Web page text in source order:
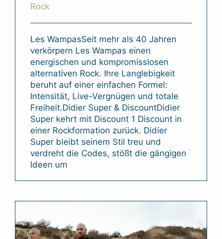
Rock
Les WampasSeit mehr als 40 Jahren
verkörpern Les Wampas einen
energischen und kompromisslosen
alternativen Rock. Ihre Langlebigkeit
beruht auf einer einfachen Formel:
Intensität, Live-Vergnügen und totale
Freiheit.Didier Super & DiscountDidier
Super kehrt mit Discount 1 Discount in
einer Rockformation zurück. Didier
Super bleibt seinem Stil treu und
verdreht die Codes, stößt die gängigen
Ideen um